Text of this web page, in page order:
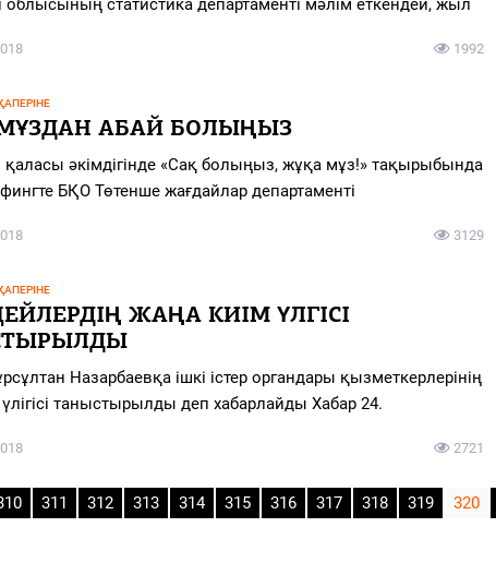
облысының cтатистика департаменті мәлім еткендей, жыл
1992
АБАЙ БОЛЫҢЫЗ
қаласы әкімдігінде «Сақ болыңыз, жұқа мұз!» тақырыбында
БҚО Төтенше жағдайлар департаменті
3129
ЖАҢА КИІМ ҮЛГІСІ
Назарбаевқа ішкі істер органдары қызметкерлерінің
таныстырылды деп хабарлайды Хабар 24.
2721
311 312 313 314 315 316 317 318 319 320